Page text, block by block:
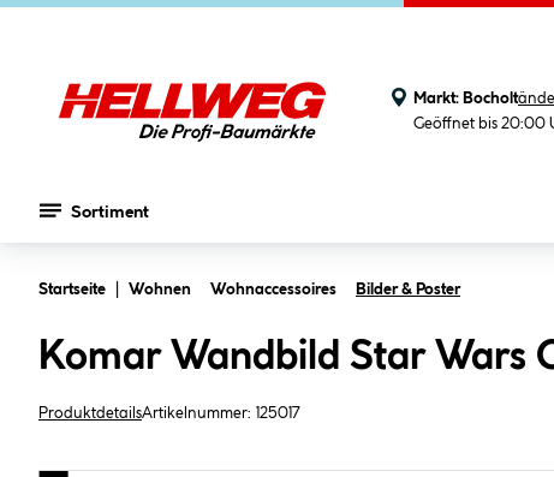
Markt: Bocholt
Geöffnet bis 20:00
Sortiment
Startseite Wohnen Wohnaccessoires Bilder & Poster
Komar Wandbild Star Wars
ProduktdetailsArtikelnummer: 125017